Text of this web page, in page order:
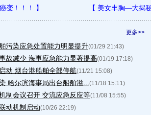
更多>>
污染应急处置能力明显提升(01/29 21:43)
故减少 海事应急能力显著提高(01/19 17:18)
动 烟台港船舶全部停航(11/21 15:08)
哈尔滨海事局出台船舶溢... (11/18 15:11)
制会议召开 交流应急反应等(11/08 15:55)
动机制启动(10/26 22:19)